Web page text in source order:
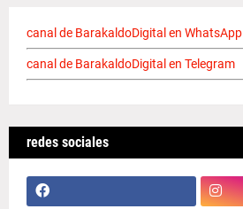
canal de BarakaldoDigital en WhatsApp
canal de BarakaldoDigital en Telegram
redes sociales